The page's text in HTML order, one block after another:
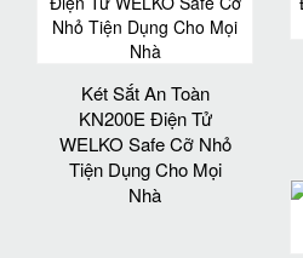
Két Sắt An Toàn
KN200E Điện Tử
WELKO Safe Cỡ Nhỏ
Tiện Dụng Cho Mọi
Nhà